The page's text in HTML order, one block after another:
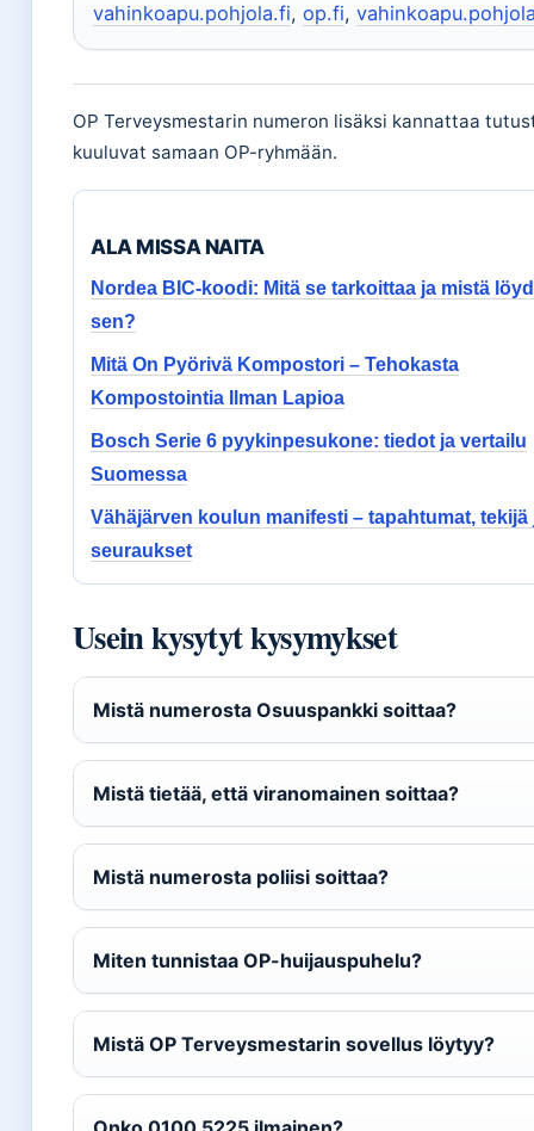
vahinkoapu.pohjola.fi, op.fi,
OP Terveysmestarin numeron lisäksi kannattaa
kuuluvat samaan OP-ryhmään.
ALA MISSA NAITA
Nordea BIC-koodi: Mitä se tarkoittaa ja mistä
sen?
Mitä On Pyörivä Kompostori – Tehokasta
Kompostointia Ilman Lapioa
Bosch Serie 6 pyykinpesukone: tiedot ja vertailu
Suomessa
Vähäjärven koulun manifesti – tapahtumat, tekijä
seuraukset
Usein kysytyt kysymykset
Mistä numerosta Osuuspankki soittaa?
Mistä tietää, että viranomainen soittaa?
Mistä numerosta poliisi soittaa?
Miten tunnistaa OP-huijauspuhelu?
Mistä OP Terveysmestarin sovellus löytyy?